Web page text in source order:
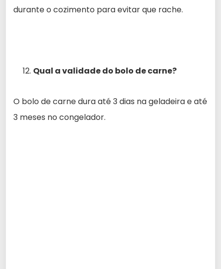
durante o cozimento para evitar que rache.
Qual a validade do bolo de carne?
O bolo de carne dura até 3 dias na geladeira e até
3 meses no congelador.